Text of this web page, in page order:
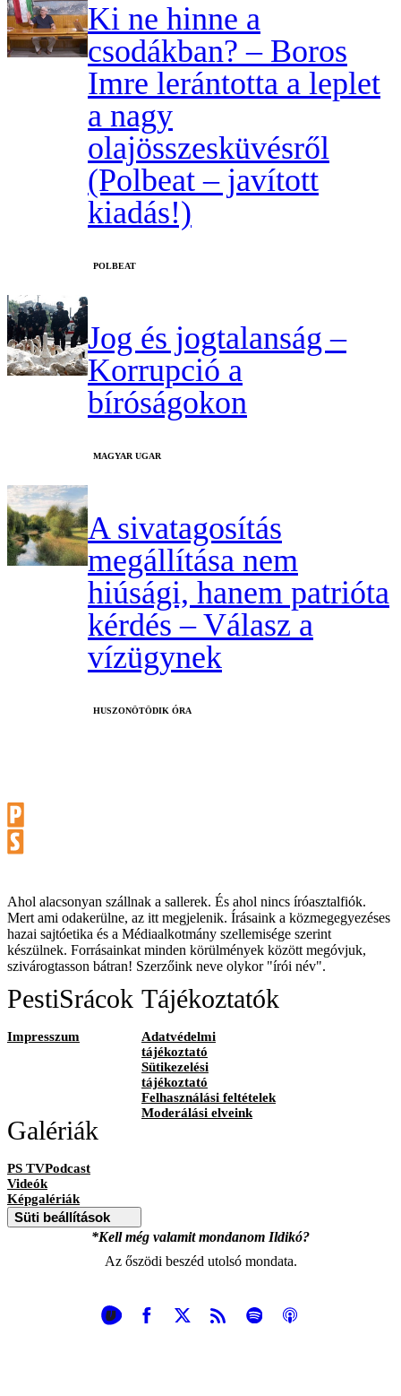
Ki ne hinne a
csodákban? – Boros
Imre lerántotta a leplet
a nagy
olajösszesküvésről
(Polbeat – javított
kiadás!)
‎POLBEAT
Jog és jogtalanság –
Korrupció a
bíróságokon
MAGYAR UGAR
A sivatagosítás
megállítása nem
hiúsági, hanem patrióta
kérdés – Válasz a
vízügynek
HUSZONÖTÖDIK ÓRA
Ahol alacsonyan szállnak a sallerek. És ahol nincs íróasztalfiók.
Mert ami odakerülne, az itt megjelenik. Írásaink a közmegegyezéses
hazai sajtóetika és a Médiaalkotmány szellemisége szerint
készülnek. Forrásainkat minden körülmények között megóvjuk,
szivárogtasson bátran! Szerzőink neve olykor "írói név".
PestiSrácok
Impresszum
Tájékoztatók
Adatvédelmi
tájékoztató
Sütikezelési
tájékoztató
Felhasználási feltételek
Moderálási elveink
Galériák
PS TVPodcast
Videók
Képgalériák
Süti beállítások
*Kell még valamit mondanom Ildikó?
Az őszödi beszéd utolsó mondata.